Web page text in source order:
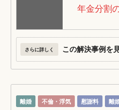
年金分割
さらに詳しく この解決事例を
離婚 不倫・浮気 慰謝料 離